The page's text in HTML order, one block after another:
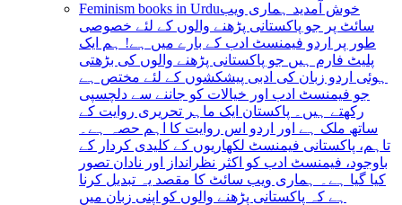
Feminism books in Urduخوش آمدید ہماری ویب
سائٹ پر جو پاکستانی پڑھنے والوں کے لئے خصوصی
طور پر اردو فیمنسٹ ادب کے بارے میں ہے! ہم ایک
پلیٹ فارم ہیں جو پاکستانی پڑھنے والوں کی بڑھتی
ہوئی اردو زبان کی ادبی پیشکشوں کے لئے مختص ہے
جو فیمنسٹ ادب اور خیالات کو جاننے سے دلچسپی
رکھتے ہیں۔ پاکستان ایک ماہر تحریری روایت کے
ساتھ ملک ہے اور اردو اس روایت کا اہم حصہ ہے۔
تاہم، پاکستانی فیمنسٹ لکھاریوں کے کلیدی کردار کے
باوجود، فیمنسٹ ادب کو اکثر نظرانداز اور نادان تصور
کیا گیا ہے۔ ہماری ویب سائٹ کا مقصد یہ تبدیل کرنا
ہے کہ پاکستانی پڑھنے والوں کو اپنی زبان میں